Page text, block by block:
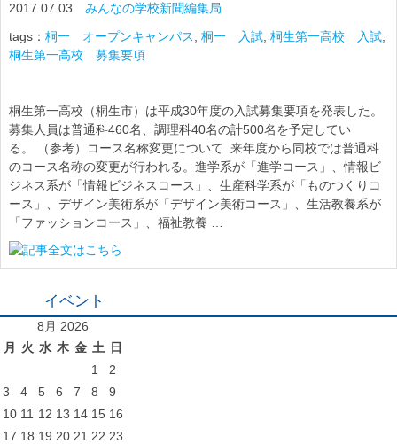
2017.07.03 みんなの学校新聞編集局
tags： 桐一 オープンキャンパス 桐一 入試 桐生第一高校 入試
桐生第一高校 募集要項
桐生第一高校（桐生市）は平成30年度の入試募集要項を発表した。
募集人員は普通科460名、調理科40名の計500名を予定してい
る。 （参考）コース名称変更について 来年度から同校では普通科
のコース名称の変更が行われる。進学系が「進学コース」、情報ビ
ジネス系が「情報ビジネスコース」、生産科学系が「ものつくりコ
ース」、デザイン美術系が「デザイン美術コース」、生活教養系が
「ファッションコース」、福祉教養 …
イベント
8月 2026
月
火 水 木 金 土
日
1
2
3
4 5 6 7 8
9
10 11 12 13 14 15 16
17 18 19 20 21 22 23